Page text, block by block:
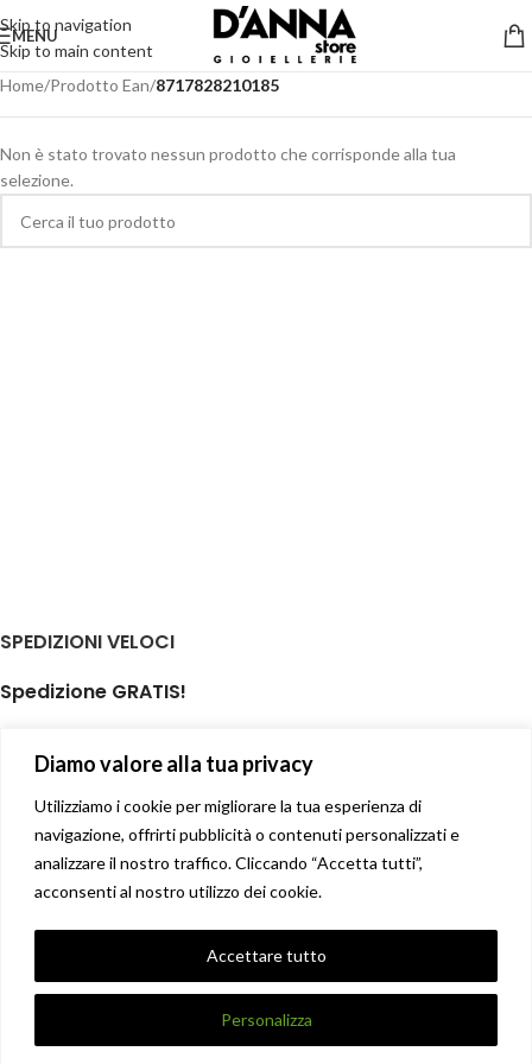
Diamo valore alla tua privacy
Utilizziamo i cookie per migliorare la tua esperienza di
navigazione, offrirti pubblicità o contenuti personalizzati e
analizzare il nostro traffico. Cliccando “Accetta tutti”,
acconsenti al nostro utilizzo dei cookie.
Personalizza
Accettare tutto
Skip to navigation
Skip to main content
MENU
Home/Prodotto Ean/8717828210185
Non è stato trovato nessun prodotto che corrisponde alla tua
selezione.
SPEDIZIONI VELOCI
Spedizione GRATIS!
isole minori non incluse
Soddisfatti o rimborsati
14 giorni diritto di recesso facile
Condizioni di vendita